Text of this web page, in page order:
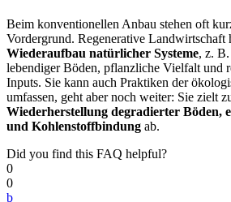
Beim konventionellen Anbau stehen oft
Vordergrund. Regenerative Landwirtschaft
Wiederaufbau natürlicher Systeme, z.
lebendiger Böden, pflanzliche Vielfalt und
Inputs. Sie kann auch Praktiken der
umfassen, geht aber noch weiter: Sie zielt
Wiederherstellung degradierter Böden,
und Kohlenstoffbindung ab.
Did you find this FAQ helpful?
0
0
b